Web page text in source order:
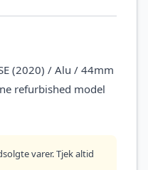
(2020) / Alu / 44mm
refurbished model
varer. Tjek altid